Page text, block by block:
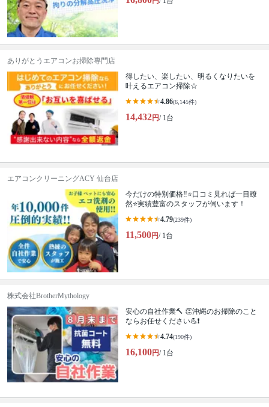
ありがとうエアコンお掃除専門店
得したい、楽したい、明るくなりたいを
叶えるエアコン掃除☆
4.86(6,145件)
14,432円/ 1台
エアコンクリーニングACY 仙台店
今だけの特別価格‼️⭐口コミ見れば一目瞭
然⭐実績豊富のスタッフが伺います！
4.79(239件)
11,500円/ 1台
株式会社BrotherMythology
安心の自社作業🔨 👏沖縄のお掃除のこと
ならお任せください💪❗️
4.74(190件)
16,100円/ 1台